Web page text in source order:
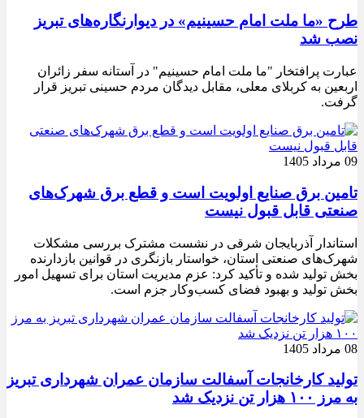
طرح «ما ملت امام حسینیم» در دیوارنگاره‌های تبریز
نصب شد
عبارت پرافتخار "ما ملت امام حسینیم" در آستانه سفر زائران
اربعین به کربلای معلی، مقابل دیدگان مردم حسینی تبریز قرار
گرفت.
09 مرداد 1405
تامین برق صنایع اولویت است و قطع برق شهرک‌های
صنعتی قابل قبول نیست
استاندار آذربایجان شرقی در نشست مشترک بررسی مشکلات
شهرک‌های صنعتی استان، خواستار بازنگری در قوانین بازدارنده
بخش تولید شده و تأکید کرد: عزم مدیریت استان برای تسهیل امور
بخش تولید و بهبود فضای کسب‌وکار جزم است.
08 مرداد 1405
تولید کارخانجات آسفالت سازمان عمران شهرداری تبریز
به مرز ۱۰۰ هزار تن نزدیک شد